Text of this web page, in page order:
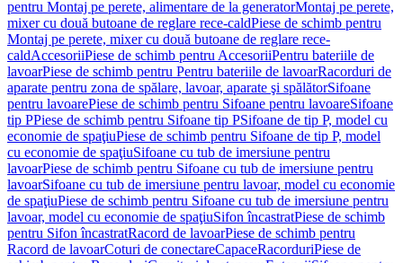
pentru Montaj pe perete, alimentare de la generatorMontaj pe perete,
mixer cu două butoane de reglare rece-caldPiese de schimb pentru
Montaj pe perete, mixer cu două butoane de reglare rece-
caldAccesoriiPiese de schimb pentru AccesoriiPentru bateriile de
lavoarPiese de schimb pentru Pentru bateriile de lavoarRacorduri de
aparate pentru zona de spălare, lavoar, aparate şi spălătorSifoane
pentru lavoarePiese de schimb pentru Sifoane pentru lavoareSifoane
tip PPiese de schimb pentru Sifoane tip PSifoane de tip P, model cu
economie de spaţiuPiese de schimb pentru Sifoane de tip P, model
cu economie de spaţiuSifoane cu tub de imersiune pentru
lavoarPiese de schimb pentru Sifoane cu tub de imersiune pentru
lavoarSifoane cu tub de imersiune pentru lavoar, model cu economie
de spaţiuPiese de schimb pentru Sifoane cu tub de imersiune pentru
lavoar, model cu economie de spaţiuSifon încastratPiese de schimb
pentru Sifon încastratRacord de lavoarPiese de schimb pentru
Racord de lavoarCoturi de conectareCapaceRacorduriPiese de